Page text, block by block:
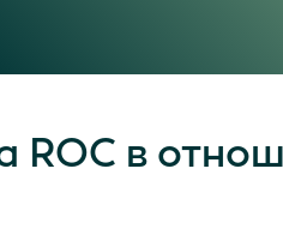
ROC в